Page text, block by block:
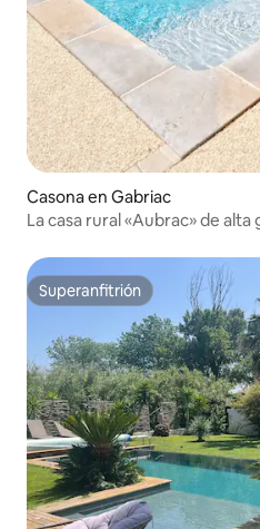
Casona en Gabriac
La casa rural «Aubrac» de alta
Superanfitrión
Superanfitrión